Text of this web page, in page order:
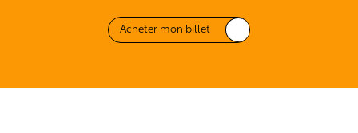
Acheter mon billet